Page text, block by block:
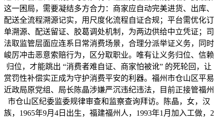
这一困局，需要凝结多方合力：商家应自动完美进货、出库、
配送全流程溯源记实，用尺度化流程自证合规；平台需优化订
单溯源、配送留证、胶葛调处机制，为两边供给中立凭证；司
法取监管层面应连系日常消费场景，合理分派举证义务，同时
峻厉冲击恶意索赔行为，区分取职业。唯有让义务归位、信赖
归位，才能跳出 “消费者难自证、商家怕被讹” 的死轮回，让
赏罚性补偿实正成为守护消费平安的利器。福州市仓山区平易
近政局原党组、局长陈晶涉嫌严沉违纪违法，目前正接管福州
市仓山区纪委监委规律审查和监察查询拜访。陈晶，女，汉
族，1965年9月4日出生，福建福州人，1993年1月加入工做，2